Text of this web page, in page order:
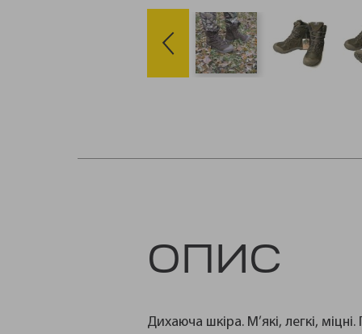
ОПИС
Дихаюча шкіра. М’які, легкі,